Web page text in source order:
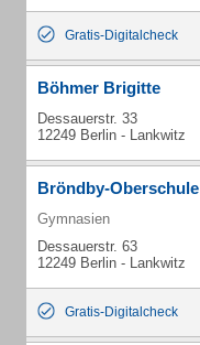
Gratis-Digitalcheck
Böhmer Brigitte
Dessauerstr. 33
12249 Berlin - Lankwitz
Bröndby-Oberschule
Gymnasien
Dessauerstr. 63
12249 Berlin - Lankwitz
Gratis-Digitalcheck